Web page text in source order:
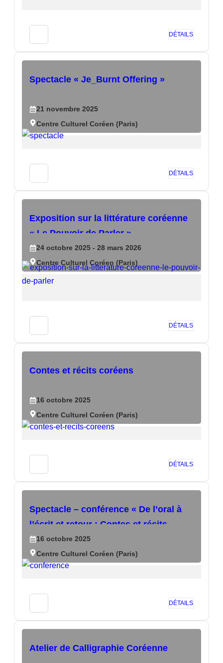
DÉTAILS
Spectacle « Je_Burnt Offering »
21 novembre 2025
Centre Culturel Coréen (Paris)
DÉTAILS
Exposition sur la littérature coréenne
« Le Pouvoir de Parler »
24 octobre 2025 - 28 mars 2026
Centre Culturel Coréen (Paris)
DÉTAILS
Contes et récits coréens
16 octobre 2025
Centre Culturel Coréen (Paris)
DÉTAILS
Spectacle – conférence « De l’oral à
l’écrit et retour : Contes et récits
coréens »
16 octobre 2025
Centre Culturel Coréen (Paris)
DÉTAILS
Atelier de Calligraphie Coréenne